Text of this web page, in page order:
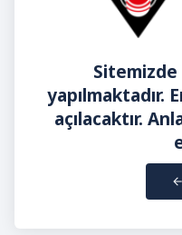
Sitemizde
yapılmaktadır.
açılacaktır.